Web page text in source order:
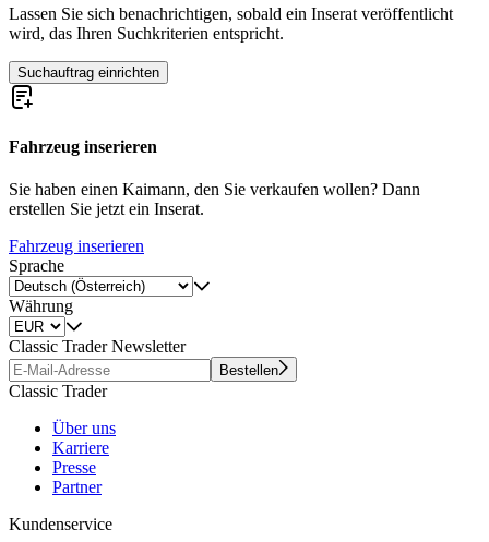
Lassen Sie sich benachrichtigen, sobald ein Inserat veröffentlicht
wird, das Ihren Suchkriterien entspricht.
Suchauftrag einrichten
Fahrzeug inserieren
Sie haben einen Kaimann, den Sie verkaufen wollen? Dann
erstellen Sie jetzt ein Inserat.
Fahrzeug inserieren
Sprache
Währung
Classic Trader Newsletter
Bestellen
Classic Trader
Über uns
Karriere
Presse
Partner
Kundenservice